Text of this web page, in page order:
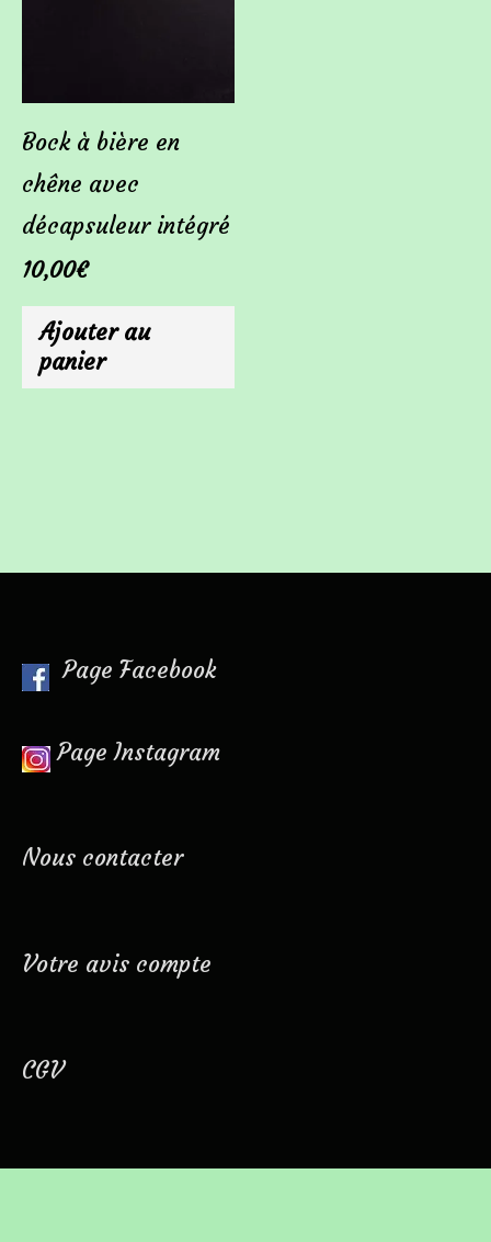
Bock à bière en
chêne avec
décapsuleur intégré
10,00€
Ajouter au
panier
Page Facebook
Page Instagram
Nous contacter
Votre avis compte
CGV